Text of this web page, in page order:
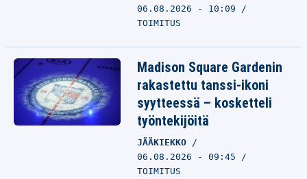
06.08.2026 - 10:09
TOIMITUS
Madison Square Gardenin
rakastettu tanssi-ikoni
syytteessä – kosketteli
työntekijöitä
JÄÄKIEKKO
06.08.2026 - 09:45
TOIMITUS